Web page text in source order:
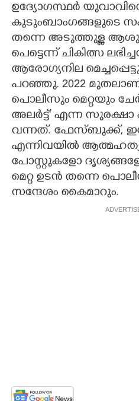
ഉദ്യോഗസ്ഥർ
കുടുംബാംഗങ്ങളുടെ
തന്നെ അടുത്തുള്ള
പെട്ടെന്ന് ചികിത്സ
ആരോഗ്യനില
പറഞ്ഞു. 2022
പൊലീസും മെറ്റയും
അലർട്ട്' എന്ന സുരക്ഷാ
വന്നത്. ഫേസ്ബുക്ക്,
എന്നിവയിൽ
പോസ്റ്റുകളോ ദൃശ്യങ്ങളോ
മെറ്റ ഉടൻ തന്നെ
സന്ദേശം കൈമാറും.